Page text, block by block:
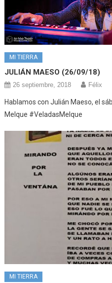
MI TIERRA
JULIÁN MAESO (26/09/18)
26 septiembre, 2018 Félix
Hablamos con Julián Maeso, el
Melque #VeladasMelque
MI TIERRA